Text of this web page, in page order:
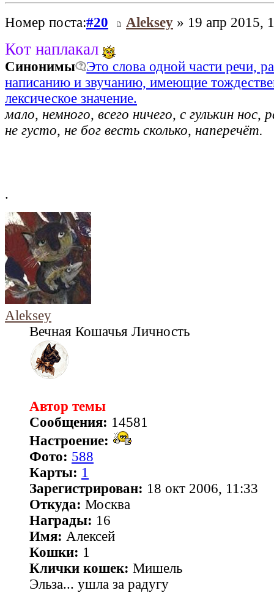
Номер поста:#20 Aleksey » 19 апр 2015,
Кот наплакал
Синонимы
Это слова одной части речи,
написанию и звучанию, имеющие
лексическое значение.
мало, немного, всего ничего, с гулькин нос,
не густо, не бог весть сколько, наперечёт.
.
Aleksey
Вечная Кошачья Личность
Автор темы
Сообщения: 14581
Настроение:
Фото: 588
Карты: 1
Зарегистрирован: 18 окт 2006, 11:33
Откуда: Москва
Награды: 16
Имя: Алексей
Кошки: 1
Клички кошек: Мишель
Эльза... ушла за радугу